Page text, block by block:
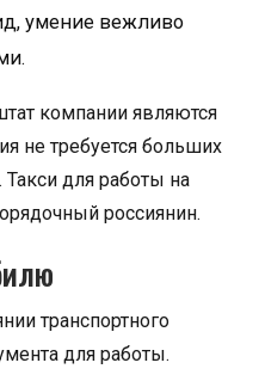
умение вежливо
компании являются
не требуется больших
Такси для работы на
россиянин.
транспортного
для работы.